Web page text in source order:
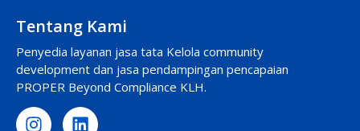
Tentang Kami
Penyedia layanan jasa tata Kelola community
development dan jasa pendampingan pencapaian
PROPER Beyond Compliance KLH.